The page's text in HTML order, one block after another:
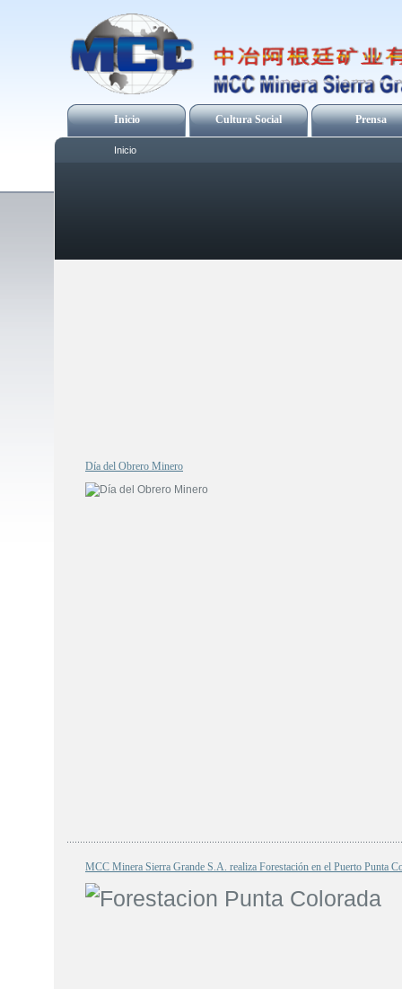
Inicio Cultura Social Prensa
Inicio
Día del Obrero Minero
MCC Minera Sierra Grande S.A. realiza Forestación en el Puerto Punta